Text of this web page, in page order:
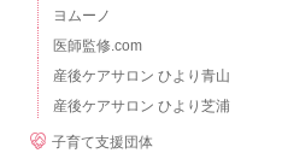
ヨムーノ
医師監修.com
産後ケアサロン ひより青山
産後ケアサロン ひより芝浦
子育て支援団体